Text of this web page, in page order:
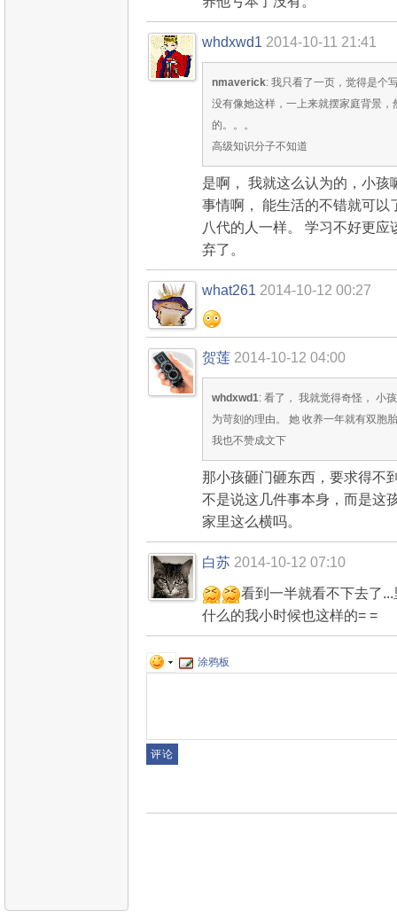
whdxwd1 2014-10-11 21:41
nmaverick: 我只看了一页，觉得是个
没有像她这样，一上来就摆家庭背景
的。。。
高级知识分子不知道
是啊， 我就这么认为的，小
事情啊， 能生活的不错就可以
八代的人一样。 学习不好更
弃了。
what261 2014-10-12 00:27
贺莲 2014-10-12 04:00
whdxwd1: 看了， 我就觉得奇怪， 小
为苛刻的理由。 她 收养一年就有双胞
我也不赞成文下
那小孩砸门砸东西，要求得不
不是说这几件事本身，而是这
家里这么横吗。
白苏 2014-10-12 07:10
看到一半就看不下去了
什么的我小时候也这样的= =
涂鸦板